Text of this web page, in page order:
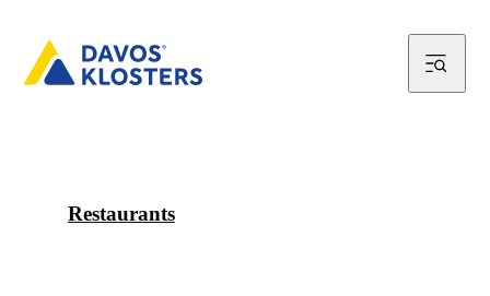
Restaurants